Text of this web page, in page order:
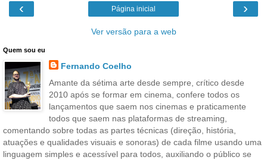
‹ ›
Página inicial
Ver versão para a web
Quem sou eu
Fernando Coelho
Amante da sétima arte desde sempre, crítico desde
2010 após se formar em cinema, confere todos os
lançamentos que saem nos cinemas e praticamente
todos que saem nas plataformas de streaming,
comentando sobre todas as partes técnicas (direção, história,
atuações e qualidades visuais e sonoras) de cada filme usando uma
linguagem simples e acessível para todos, auxiliando o público se